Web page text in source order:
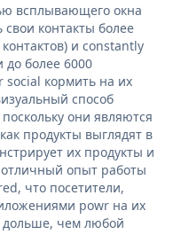
всплывающего окна
контакты более
и constantly
более 6000
кормить на их
способ
они являются
продукты выглядят в
их продукты и
отличный опыт работы
что посетители,
powr на их
дольше, чем любой